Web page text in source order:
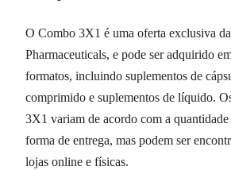
O Combo 3X1 é uma oferta exclusiva
Pharmaceuticals, e pode ser adquirido
formatos, incluindo suplementos de
comprimido e suplementos de líquido.
3X1 variam de acordo com a quantidade
forma de entrega, mas podem ser
lojas online e físicas.